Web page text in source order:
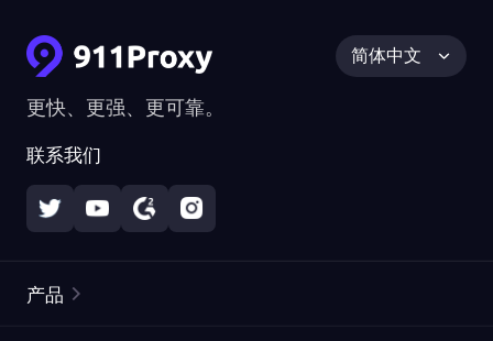
更快、更强、更可靠。
联系我们
简体中文
产品